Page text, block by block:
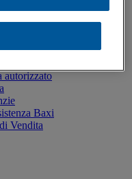
autorizzato
Baxi
Vendita